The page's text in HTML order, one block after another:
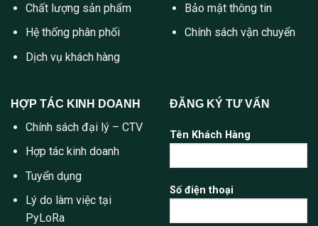
Chất lượng sản phẩm
Hệ thống phân phối
Dịch vụ khách hàng
Bảo mật thông tin
Chính sách vận chuyển
HỢP TÁC KINH DOANH
Chính sách đại lý – CTV
Hợp tác kinh doanh
Tuyển dụng
Lý do làm việc tại
PyLoRa
ĐĂNG KÝ TƯ VẤN
Tên Khách Hàng
Số điện thoại